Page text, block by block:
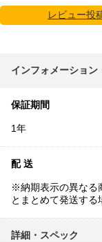
レビュー投
インフォメーション
保証期間
1年
配 送
※納期表示の異なる
とまとめて発送する
詳細・スペック